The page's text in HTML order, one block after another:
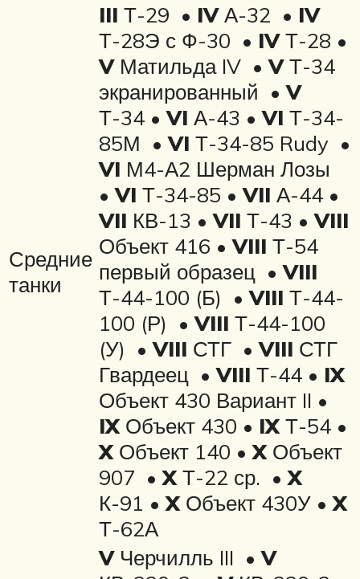
Средние
танки
III Т-29 • IVА-32 • IV
Т-28Э с Ф-30 • IVТ-28 •
VМатильда IV •VТ-34
экранированный •V
Т-34 •VI А-43 •VI Т-34-
85М •VI Т-34-85 Rudy •
VI М4-А2 Шерман Лозы
•VI Т-34-85 •VII А-44 •
VII КВ-13 •VII Т-43 •VIII
Объект 416 •VIII Т-54
первый образец •VIII
Т-44-100 (Б) •VIII Т-44-
100 (Р) •VIII Т-44-100
(У) •VIII СТГ •VIII СТГ
Гвардеец •VIII Т-44 • IX
Объект 430 Вариант II •
IXОбъект 430 • IXТ-54 •
XОбъект 140 •XОбъект
907 •XТ-22 ср. •X
К-91 •XОбъект 430У •X
Т-62А
VЧерчилль III •V